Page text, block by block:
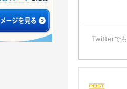
Twitterでも